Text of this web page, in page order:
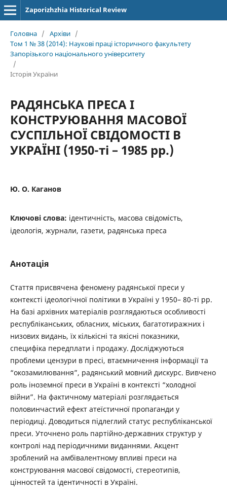
Zaporizhzhia Historical Review
Головна / Архіви /
Том 1 № 38 (2014): Наукові праці історичного факультету
Запорізького національного університету
/
Історія України
РАДЯНСЬКА ПРЕСА І
КОНСТРУЮВАННЯ МАСОВОЇ
СУСПІЛЬНОЇ СВІДОМОСТІ В
УКРАЇНІ (1950-ті – 1985 рр.)
Ю. О. Каганов
Ключові слова: ідентичність, масова свідомість,
ідеологія, журнали, газети, радянська преса
Анотація
Стаття присвячена феномену радянської преси у
контексті ідеологічної політики в Україні у 1950– 80-ті рр.
На базі архівних матеріалів розглядаються особливості
республіканських, обласних, міських, багатотиражних і
низових видань, їх кількісні та якісні показники,
специфіка передплати і продажу. Досліджуються
проблеми цензури в пресі, втаємничення інформації та
“окозамилювання”, радянський мовний дискурс. Вивчено
роль іноземної преси в Україні в контексті “холодної
війни”. На фактичному матеріалі розглядається
половинчастий ефект атеїстичної пропаганди у
періодиці. Доводиться підлеглий статус республіканської
преси. Уточнено роль партійно-державних структур у
контролі над періодичними виданнями. Акцент
зроблений на амбівалентному впливі преси на
конструювання масової свідомості, стереотипів,
цінностей та ідентичності в Україні.